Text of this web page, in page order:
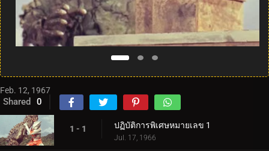
Feb. 12, 1967
Shared 0
1 - 1 ปฏิบัติการพิเศษหมายเลข 1
Jul. 17, 1966